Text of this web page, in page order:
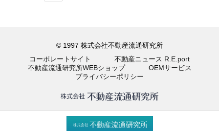
© 1997 株式会社不動産流通研究所
コーポレートサイト
不動産ニュース R.E.port
不動産流通研究所WEBショップ
OEMサービス
プライバシーポリシー